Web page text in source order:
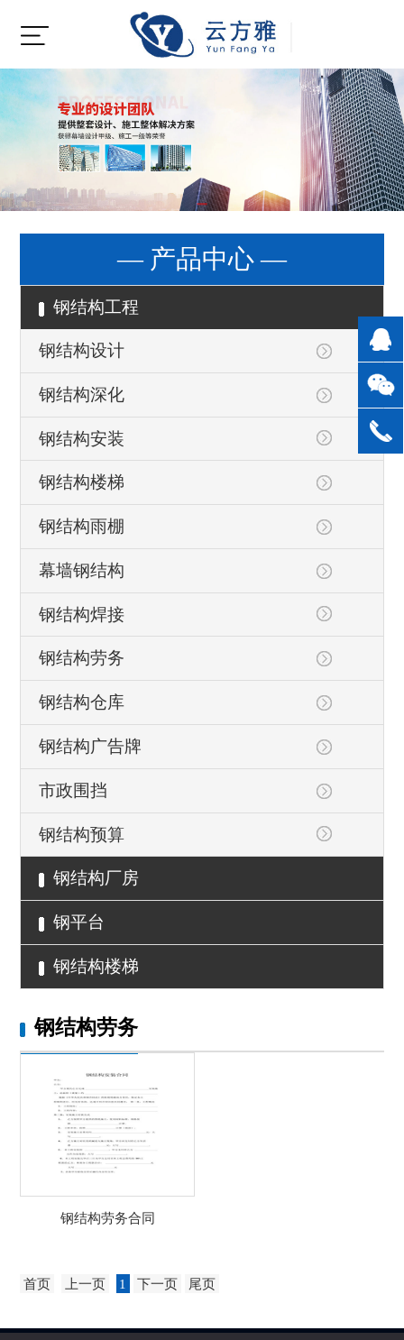
— 产品中心 —
钢结构工程
钢结构设计
钢结构深化
钢结构安装
钢结构楼梯
钢结构雨棚
幕墙钢结构
钢结构焊接
钢结构劳务
钢结构仓库
钢结构广告牌
市政围挡
钢结构预算
钢结构厂房
钢平台
钢结构楼梯
钢结构劳务
钢结构劳务合同
首页 上一页 1 下一页 尾页